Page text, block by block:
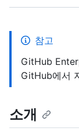
참고
GitHub
GitHub에서
소개